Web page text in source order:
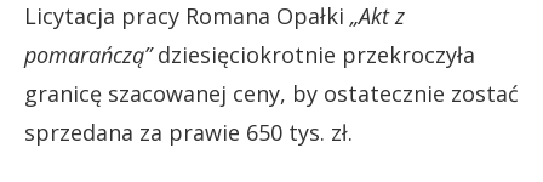
Licytacja pracy Romana Opałki „Akt z
pomarańczą”dziesięciokrotnie przekroczyła
granicę szacowanej ceny, by ostatecznie zostać
sprzedana za prawie 650 tys. zł.